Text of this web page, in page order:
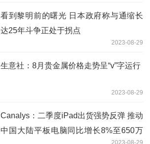
看到黎明前的曙光 日本政府称与通缩长
达25年斗争正处于拐点
2023-08-29
生意社：8月贵金属价格走势呈“v”字运行
2023-08-29
Canalys：二季度iPad出货强势反弹 推动
中国大陆平板电脑同比增长8%至650万
2023-08-29